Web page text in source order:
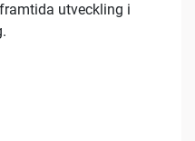
utveckling i